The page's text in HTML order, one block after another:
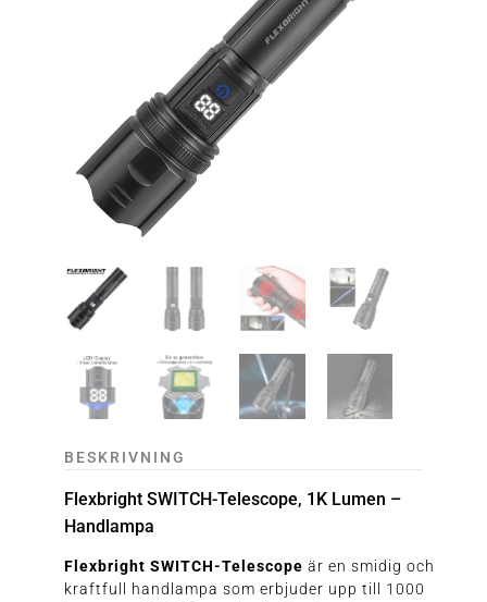
BESKRIVNING
Flexbright SWITCH-Telescope, 1K Lumen –
Handlampa
Flexbright SWITCH-Telescope är en smidig och
kraftfull handlampa som erbjuder upp till 1000